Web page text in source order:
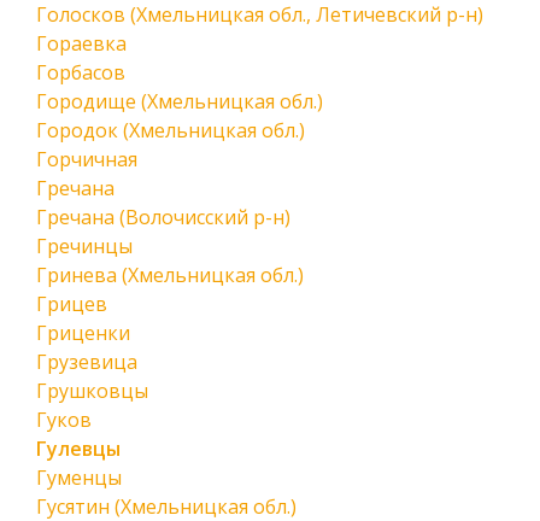
Голосков (Хмельницкая обл., Летичевский р-н)
Гораевка
Горбасов
Городище (Хмельницкая обл.)
Городок (Хмельницкая обл.)
Горчичная
Гречана
Гречана (Волочисский р-н)
Гречинцы
Гринева (Хмельницкая обл.)
Грицев
Гриценки
Грузевица
Грушковцы
Гуков
Гулевцы
Гуменцы
Гусятин (Хмельницкая обл.)